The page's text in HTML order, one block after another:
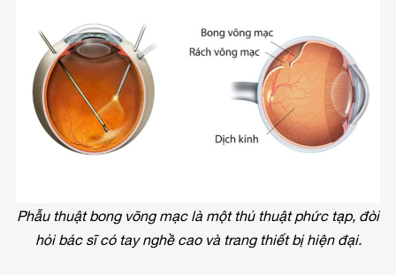
Phẫu thuật bong võng mạc là một thủ thuật phức tạp, đòi
hỏi bác sĩ có tay nghề cao và trang thiết bị hiện đại.